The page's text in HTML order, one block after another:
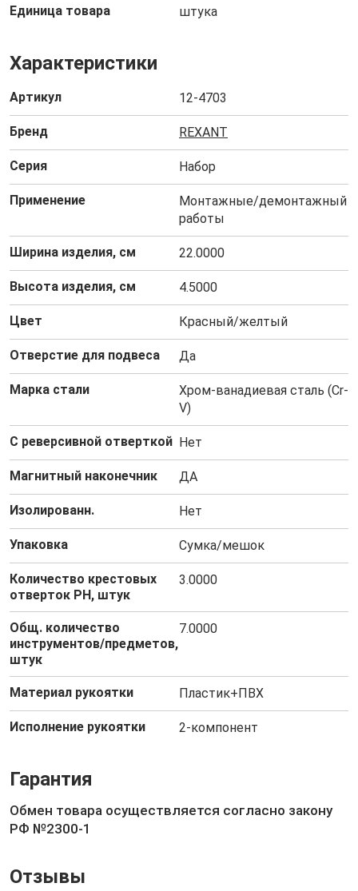
Единица товара штука
Характеристики
Артикул 12-4703
Бренд REXANT
Серия Набор
Применение
Монтажные/демонтажный
работы
Ширина изделия, см 22.0000
Высота изделия, см 4.5000
Цвет Красный/желтый
Отверстие для подвеса Да
Марка стали
Хром-ванадиевая сталь (Cr-
V)
С реверсивной отверткой Нет
Магнитный наконечник ДА
Изолированн. Нет
Упаковка Сумка/мешок
Количество крестовых
отверток PH, штук
3.0000
Общ. количество
инструментов/предметов,
штук
7.0000
Материал рукоятки Пластик+ПВХ
Исполнение рукоятки 2-компонент
Гарантия
Обмен товара осуществляется согласно закону
РФ №2300-1
Отзывы